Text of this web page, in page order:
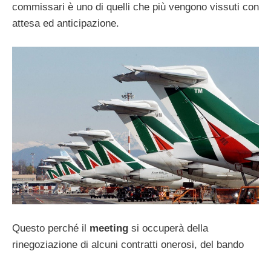
commissari è uno di quelli che più vengono vissuti con
attesa ed anticipazione.
Questo perché il meeting si occuperà della
rinegoziazione di alcuni contratti onerosi, del bando